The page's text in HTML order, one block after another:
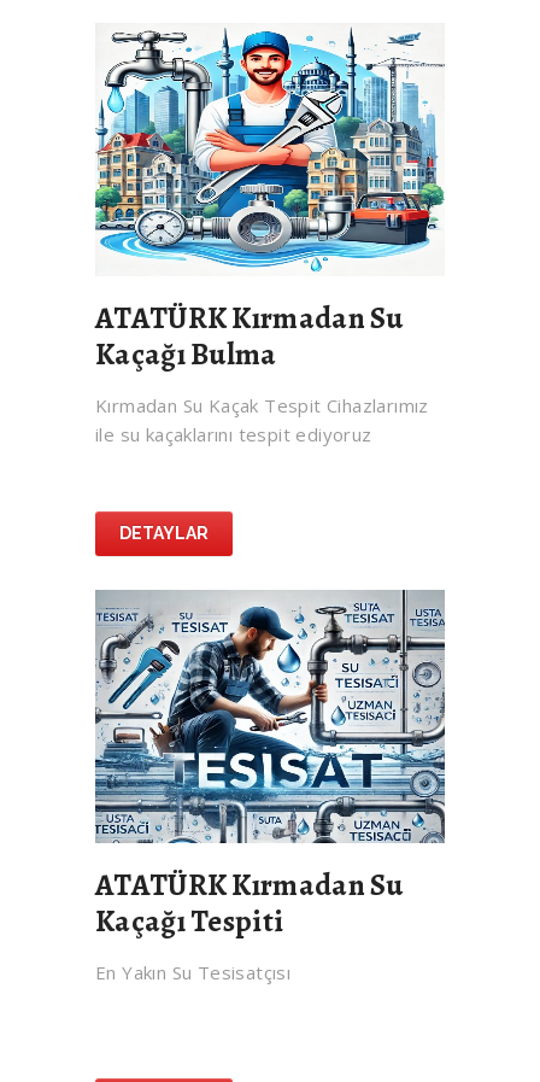
ATATÜRK Kırmadan Su
Kaçağı Bulma
Kırmadan Su Kaçak Tespit Cihazlarımız
ile su kaçaklarını tespit ediyoruz
DETAYLAR
ATATÜRK Kırmadan Su
Kaçağı Tespiti
En Yakın Su Tesisatçısı